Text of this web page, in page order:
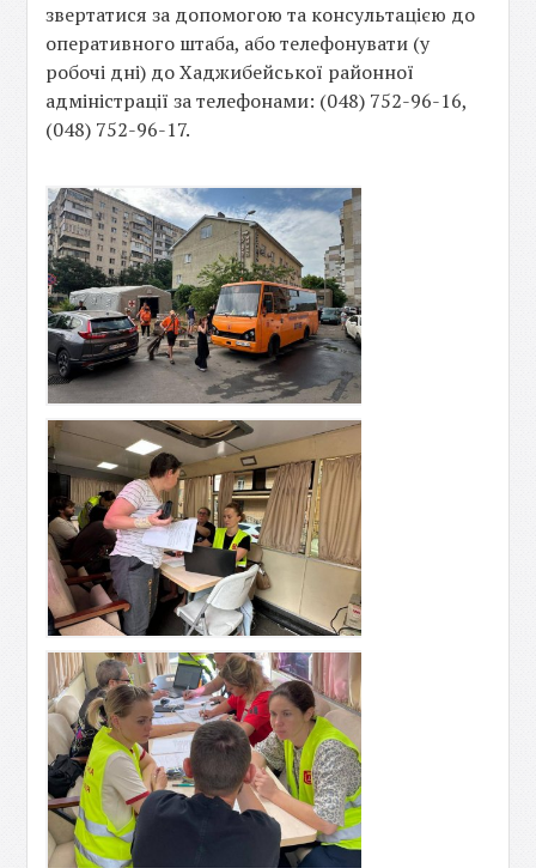
звертатися за допомогою та консультацією до
оперативного штаба, або телефонувати (у
робочі дні) до Хаджибейської районної
адміністрації за телефонами: (048) 752-96-16,
(048) 752-96-17.